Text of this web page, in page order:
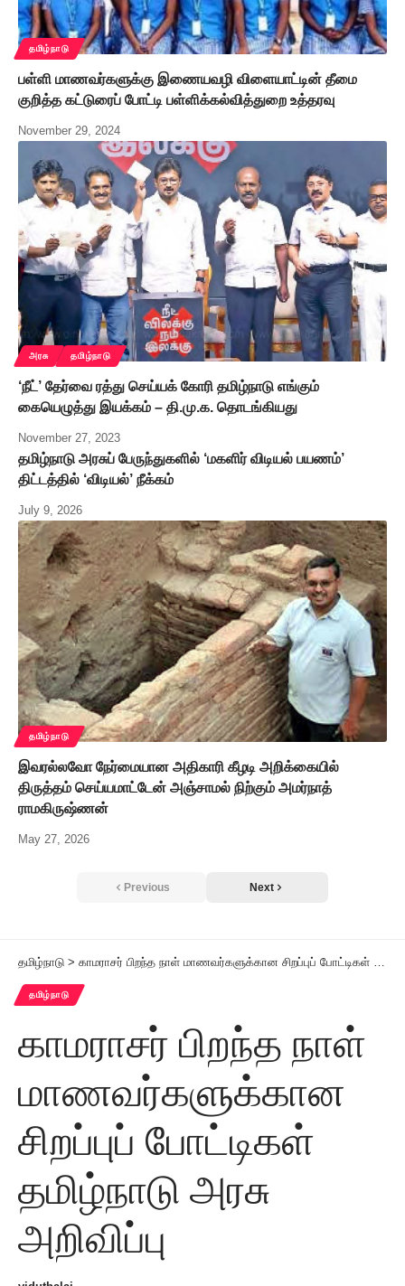
தமிழ்நாடு
பள்ளி மாணவர்களுக்கு இணையவழி விளையாட்டின் தீமை
குறித்த கட்டுரைப் போட்டி பள்ளிக்கல்வித்துறை உத்தரவு
November 29, 2024
அரசு தமிழ்நாடு
‘நீட்’ தேர்வை ரத்து செய்யக் கோரி தமிழ்நாடு எங்கும்
கையெழுத்து இயக்கம் – தி.மு.க. தொடங்கியது
November 27, 2023
தமிழ்நாடு அரசுப் பேருந்துகளில் ‘மகளிர் விடியல் பயணம்’
திட்டத்தில் ‘விடியல்’ நீக்கம்
July 9, 2026
தமிழ்நாடு
இவரல்லவோ நேர்மையான அதிகாரி கீழடி அறிக்கையில்
திருத்தம் செய்யமாட்டேன் அஞ்சாமல் நிற்கும் அமர்நாத்
ராமகிருஷ்ணன்
May 27, 2026
Previous Next
தமிழ்நாடு > காமராசர் பிறந்த நாள் மாணவர்களுக்கான சிறப்புப் போட்டிகள் தமிழ்நாடு அரசு அறிவிப்பு
தமிழ்நாடு
காமராசர் பிறந்த நாள்
மாணவர்களுக்கான
சிறப்புப் போட்டிகள்
தமிழ்நாடு அரசு
அறிவிப்பு